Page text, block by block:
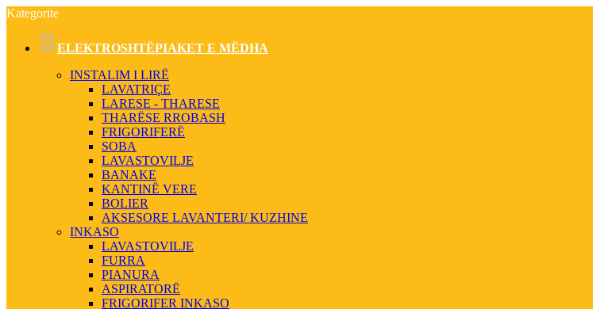
Kategorite
ELEKTROSHTËPIAKET E MËDHA
INSTALIM I LIRË
LAVATRIÇE
LARESE - THARESE
THARËSE RROBASH
FRIGORIFERË
SOBA
LAVASTOVILJE
BANAKE
KANTINË VERE
BOLIER
AKSESORE LAVANTERI/ KUZHINE
INKASO
LAVASTOVILJE
FURRA
PIANURA
ASPIRATORË
FRIGORIFER INKASO